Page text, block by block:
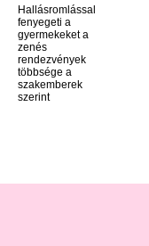
Hallásromlással
fenyegeti a
gyermekeket a
zenés
rendezvények
többsége a
szakemberek
szerint